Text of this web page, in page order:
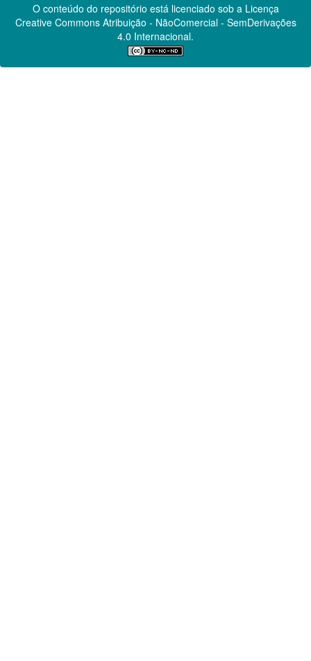
O conteúdo do repositório está licenciado sob a Licença
Creative CommonsAtribuição - NãoComercial - SemDerivações
4.0 Internacional.